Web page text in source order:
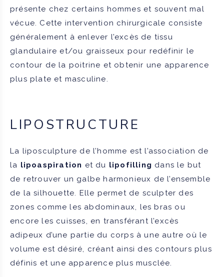
présente chez certains hommes et souvent mal
vécue. Cette intervention chirurgicale consiste
généralement à enlever l’excès de tissu
glandulaire et/ou graisseux pour redéfinir le
contour de la poitrine et obtenir une apparence
plus plate et masculine.
LIPOSTRUCTURE
La liposculpture de l’homme est l’association de
la lipoaspiration et du lipofilling dans le but
de retrouver un galbe harmonieux de l’ensemble
de la silhouette. Elle permet de sculpter des
zones comme les abdominaux, les bras ou
encore les cuisses, en transférant l’excès
adipeux d’une partie du corps à une autre où le
volume est désiré, créant ainsi des contours plus
définis et une apparence plus musclée.